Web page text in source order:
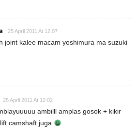
25 April 2011 At 12:07
joint kalee macam yoshimura ma suzuki
25 April 2011 At 12:02
ambilll amplas gosok + kikir
camshaft juga